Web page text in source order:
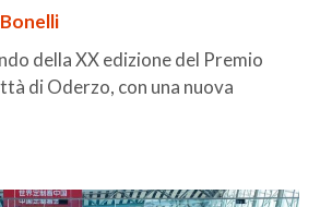
della XX edizione del Premio
di Oderzo, con una nuova